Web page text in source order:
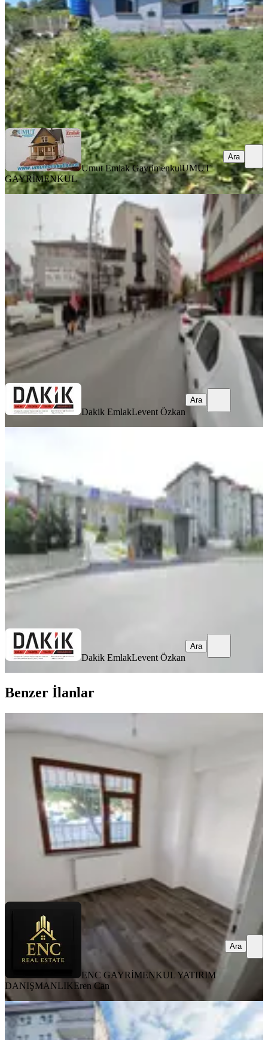
1+1·500 m²·Bahçe katı·13.07.2026
3.200.000 ₺3.650.000 ₺
Umut Emlak GayrimenkulUMUT GAYRİMENKUL
Ara
Umut Emlak GayrimenkulUMUT
GAYRİMENKUL
Ara
Dakik Emlaktan Çarşı İçerisinde
100m²kiralık Ofis...
Çatalca, Ferhatpaşa Mahallesi
3+1
100 m²· 1. Kat · 03.07.2026
38.000 ₺42.000 ₺
Dakik Emlak Levent Özkan
Ara
Dakik EmlakLevent Özkan
Ara
Çatalca, Ferhatpaşa Mahallesi
3+1
135 m² ·5. Kat 04.06.2026
52.000 ₺
Dakik Emlak
Dakik EmlakLevent Özkan
Ara
Benzer İlanlar
Ümraniye Tantavi'de 2+1 Yeni Boyalı
Kiralık Daire
Ümraniye, Tantavi Mahallesi
2+1·85 m²·
30.000 ₺
Eren Can
ENC GAYRİMENKUL YATIRIM
DANIŞMANLIKEren Can
Ara
ÖNE ÇIKAN
Mecidiye Mahallesi'nde Cadde Üzeri
Masrafsız 2+1 Kiralık Daire